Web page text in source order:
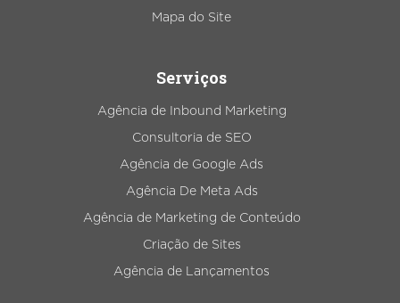
Mapa do Site
Serviços
Agência de Inbound Marketing
Consultoria de SEO
Agência de Google Ads
Agência De Meta Ads
Agência de Marketing de Conteúdo
Criação de Sites
Agência de Lançamentos